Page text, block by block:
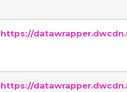
https://
https://